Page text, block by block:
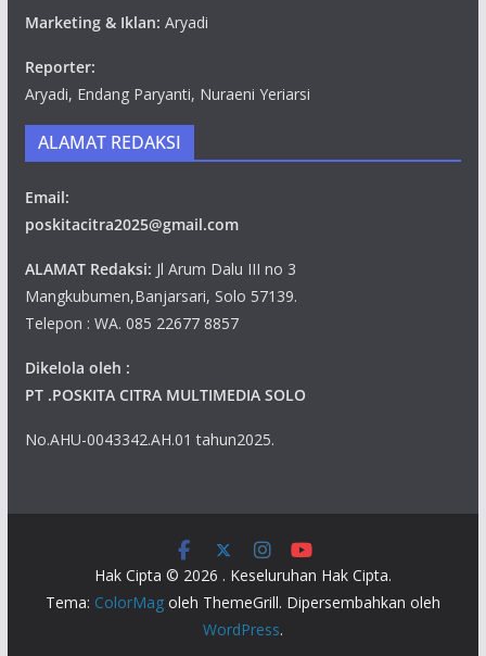
Marketing & Iklan: Aryadi
Reporter:
Aryadi, Endang Paryanti, Nuraeni Yeriarsi
ALAMAT REDAKSI
Email:
poskitacitra2025@gmail.com
ALAMAT Redaksi: Jl Arum Dalu III no 3
Mangkubumen,Banjarsari, Solo 57139.
Telepon : WA. 085 22677 8857
Dikelola oleh :
PT .POSKITA CITRA MULTIMEDIA SOLO
No.AHU-0043342.AH.01 tahun2025.
Hak Cipta © 2026 . Keseluruhan Hak Cipta.
Tema: ColorMagoleh ThemeGrill. Dipersembahkan oleh
WordPress.